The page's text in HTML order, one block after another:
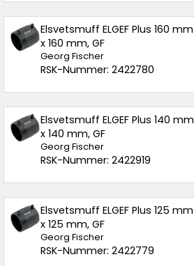
Elsvetsmuff ELGEF Plus 160 mm
x 160 mm, GF
Georg Fischer
RSK-Nummer: 2422780
Elsvetsmuff ELGEF Plus 140 mm
x 140 mm, GF
Georg Fischer
RSK-Nummer: 2422919
Elsvetsmuff ELGEF Plus 125 mm
x 125 mm, GF
Georg Fischer
RSK-Nummer: 2422779